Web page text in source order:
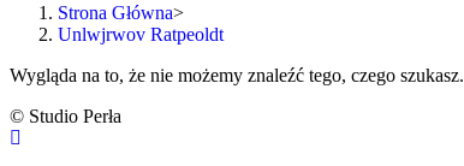
Strona Główna>
Unlwjrwov Ratpeoldt
Wygląda na to, że nie możemy znaleźć tego, czego szukasz.
© Studio Perła